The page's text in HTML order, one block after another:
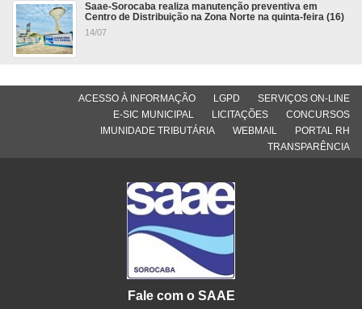
Saae-Sorocaba realiza manutenção preventiva em
Centro de Distribuição na Zona Norte na quinta-feira (16)
14/07
ACESSO À INFORMAÇÃO LGPD
SERVIÇOS ON-LINE
E-SIC MUNICIPAL
LICITAÇÕES
CONCURSOS
IMUNIDADE TRIBUTÁRIA
WEBMAIL
PORTAL RH
TRANSPARÊNCIA
Fale com o SAAE